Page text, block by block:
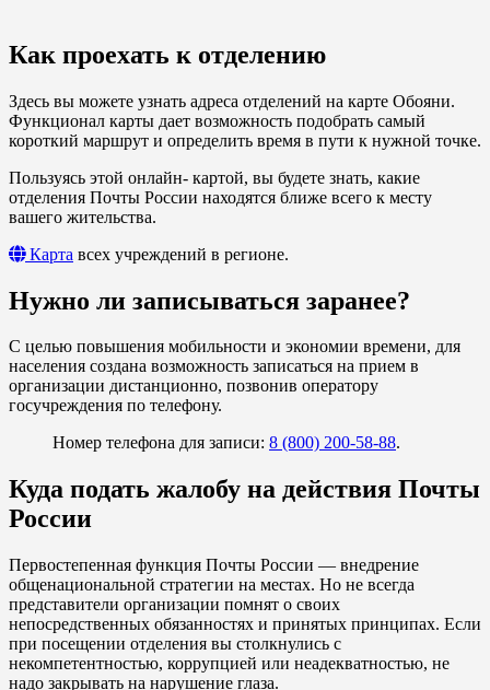
Как проехать к отделению
Здесь вы можете узнать адреса отделений на карте Обояни.
Функционал карты дает возможность подобрать самый
короткий маршрут и определить время в пути к нужной точке.
Пользуясь этой онлайн- картой, вы будете знать, какие
отделения Почты России находятся ближе всего к месту
вашего жительства.
Карта всех учреждений в регионе.
Нужно ли записываться заранее?
С целью повышения мобильности и экономии времени, для
населения создана возможность записаться на прием в
организации дистанционно, позвонив оператору
госучреждения по телефону.
Номер телефона для записи: 8 (800) 200-58-88.
Куда подать жалобу на действия Почты
России
Первостепенная функция Почты России — внедрение
общенациональной стратегии на местах. Но не всегда
представители организации помнят о своих
непосредственных обязанностях и принятых принципах. Если
при посещении отделения вы столкнулись с
некомпетентностью, коррупцией или неадекватностью, не
надо закрывать на нарушение глаза.